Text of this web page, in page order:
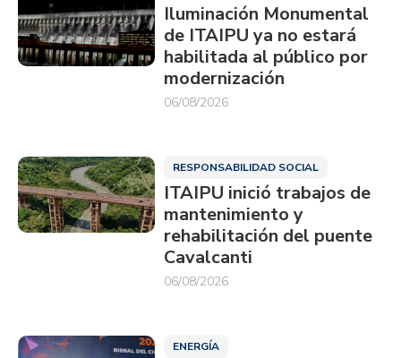
Iluminación Monumental
de ITAIPU ya no estará
habilitada al público por
modernización
06/08/2026
RESPONSABILIDAD SOCIAL
ITAIPU inició trabajos de
mantenimiento y
rehabilitación del puente
Cavalcanti
06/08/2026
ENERGÍA